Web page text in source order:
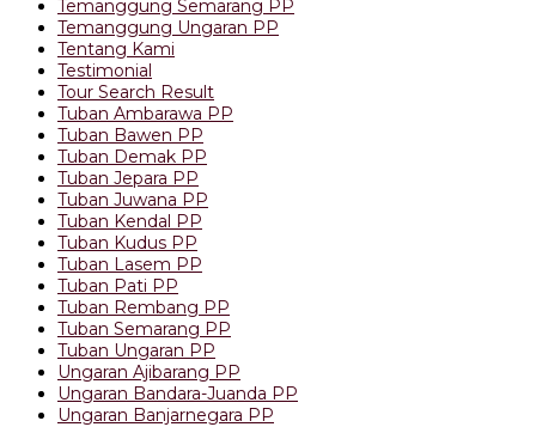
Temanggung Semarang PP
Temanggung Ungaran PP
Tentang Kami
Testimonial
Tour Search Result
Tuban Ambarawa PP
Tuban Bawen PP
Tuban Demak PP
Tuban Jepara PP
Tuban Juwana PP
Tuban Kendal PP
Tuban Kudus PP
Tuban Lasem PP
Tuban Pati PP
Tuban Rembang PP
Tuban Semarang PP
Tuban Ungaran PP
Ungaran Ajibarang PP
Ungaran Bandara-Juanda PP
Ungaran Banjarnegara PP